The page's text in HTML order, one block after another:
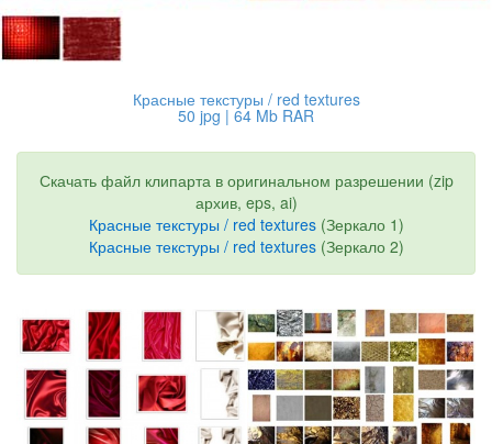
Красные текстуры / red textures
50 jpg | 64 Mb RAR
Скачать файл клипарта в оригинальном разрешении (zip
архив, eps, ai)
Красные текстуры / red textures(Зеркало 1)
Красные текстуры / red textures(Зеркало 2)